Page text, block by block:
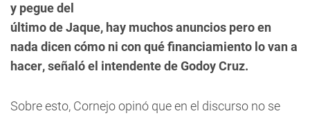
y pegue del
último de Jaque, hay muchos anuncios pero en
nada dicen cómo ni con qué financiamiento lo van a
hacer, señaló el intendente de Godoy Cruz.
Sobre esto, Cornejo opinó que en el discurso no se